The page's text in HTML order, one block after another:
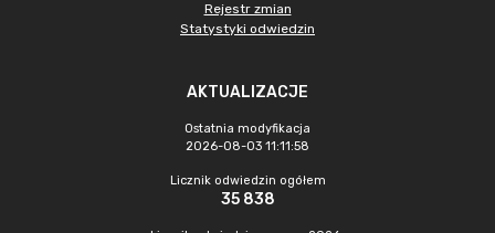
Rejestr zmian
Statystyki odwiedzin
AKTUALIZACJE
Ostatnia modyfikacja
2026-08-03 11:11:58
Licznik odwiedzin ogółem
35 838